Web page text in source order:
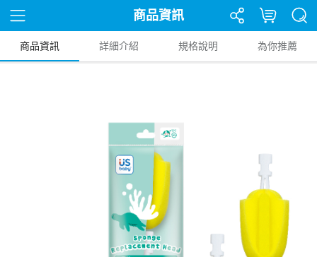
商品資訊
商品資訊 詳細介紹 規格說明 為你推薦